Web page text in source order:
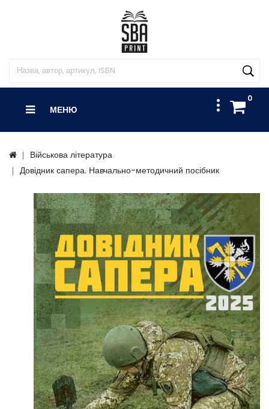
0
МЕНЮ
Військова література
Довідник сапера. Навчально-методичний посібник